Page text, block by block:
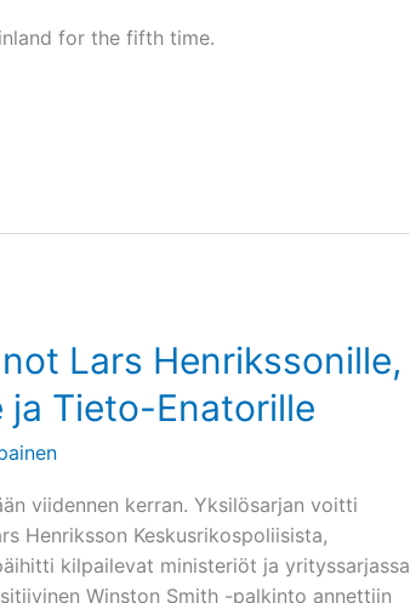
for the fifth time.
Lars Henrikssonille,
ja Tieto-Enatorille
viidennen kerran. Yksilösarjan voitti
Henriksson Keskusrikospoliisista,
kilpailevat ministeriöt ja yrityssarjassa
Winston Smith -palkinto annettiin